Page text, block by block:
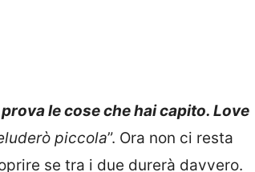
le cose che hai capito. Love
piccola”. Ora non ci resta
se tra i due durerà davvero.